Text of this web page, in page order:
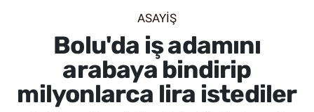
ASAYİŞ
Bolu'da iş adamını
arabaya bindirip
milyonlarca lira istediler
SAĞLIK